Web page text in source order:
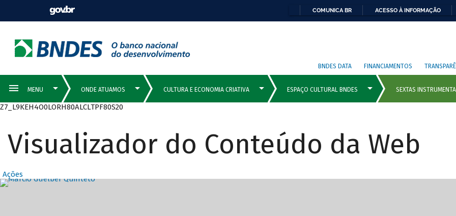
COMUNICA BR ACESSO À INFORMAÇÃO
BNDES DATA FINANCIAMENTOS
Z7_L9KEH4O0LORH80ALCLTPF80S20
Visualizador do Conteúdo da Web
Ações
Destaques Principais com